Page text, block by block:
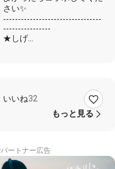
さい✨
---------------------------------
----------------
★しげ
祈る想いで見ていた
✨なにも出来ないけどキミ
いいね32
もっと見る
パートナー広告